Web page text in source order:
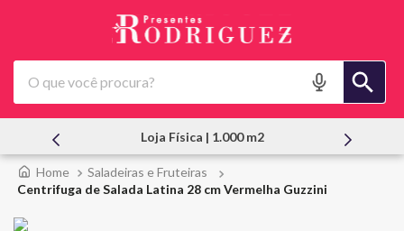
O que você procura?
Loja Física | 1.000 m2
Saladeiras e Fruteiras
Centrifuga de Salada Latina 28 cm Vermelha Guzzini